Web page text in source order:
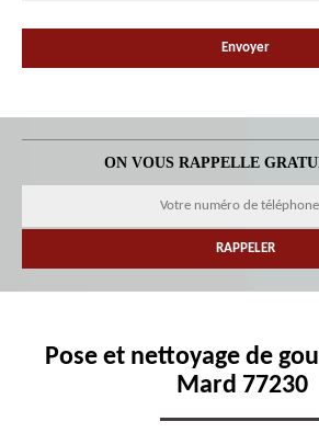
ON VOUS RAPPELLE
Pose et nettoyage de
Mard 77230